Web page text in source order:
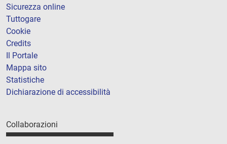
Sicurezza online
Tuttogare
Cookie
Credits
Il Portale
Mappa sito
Statistiche
Dichiarazione di accessibilità
Collaborazioni